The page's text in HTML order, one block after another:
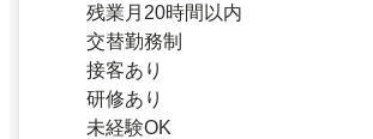
残業月20時間以内
交替勤務制
接客あり
研修あり
未経験OK